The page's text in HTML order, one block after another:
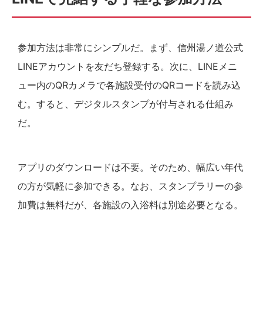
参加方法は非常にシンプルだ。まず、信州湯ノ道公式
LINEアカウントを友だち登録する。次に、LINEメニ
ュー内のQRカメラで各施設受付のQRコードを読み込
む。すると、デジタルスタンプが付与される仕組み
だ。
アプリのダウンロードは不要。そのため、幅広い年代
の方が気軽に参加できる。なお、スタンプラリーの参
加費は無料だが、各施設の入浴料は別途必要となる。